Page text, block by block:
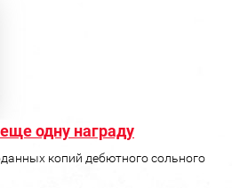
одну награду
копий дебютного сольного